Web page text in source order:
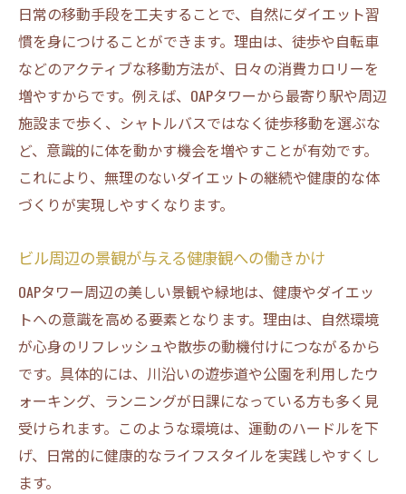
日常の移動手段を工夫することで、自然にダイエット習
慣を身につけることができます。理由は、徒歩や自転車
などのアクティブな移動方法が、日々の消費カロリーを
増やすからです。例えば、OAPタワーから最寄り駅や周辺
施設まで歩く、シャトルバスではなく徒歩移動を選ぶな
ど、意識的に体を動かす機会を増やすことが有効です。
これにより、無理のないダイエットの継続や健康的な体
づくりが実現しやすくなります。
ビル周辺の景観が与える健康観への働きかけ
OAPタワー周辺の美しい景観や緑地は、健康やダイエッ
トへの意識を高める要素となります。理由は、自然環境
が心身のリフレッシュや散歩の動機付けにつながるから
です。具体的には、川沿いの遊歩道や公園を利用したウ
ォーキング、ランニングが日課になっている方も多く見
受けられます。このような環境は、運動のハードルを下
げ、日常的に健康的なライフスタイルを実践しやすくし
ます。